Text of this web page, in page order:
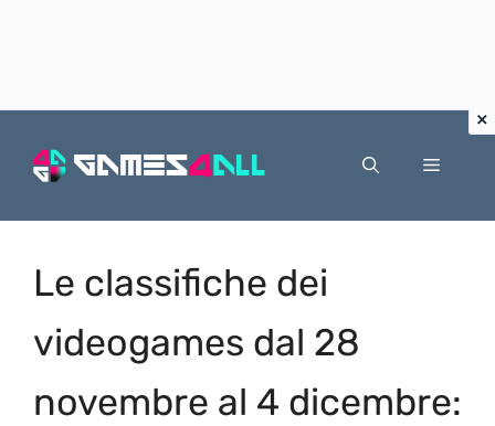
Menu
Le classifiche dei
videogames dal 28
novembre al 4 dicembre: